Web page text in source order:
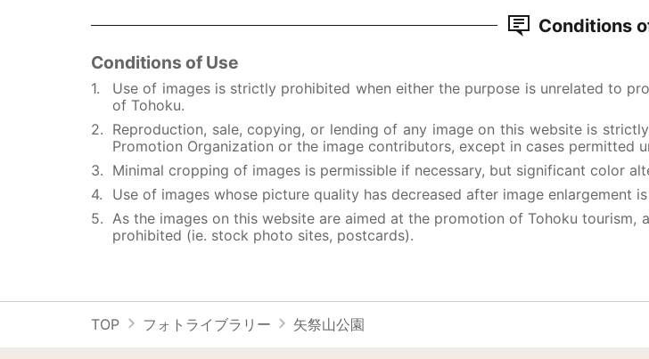
Conditions
Conditions of Use
Use of images is strictly prohibited when either the purpose is unrelated to
of Tohoku.
Reproduction, sale, copying, or lending of any image on this website is
Promotion Organization or the image contributors, except in cases permitted
Minimal cropping of images is permissible if necessary, but significant color
Use of images whose picture quality has decreased after image enlargement
As the images on this website are aimed at the promotion of Tohoku
prohibited (ie. stock photo sites, postcards).
TOP フォトライブラリー 矢祭山公園